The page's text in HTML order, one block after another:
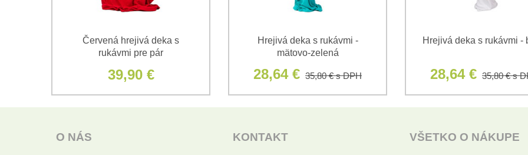
Červená hrejivá deka s
rukávmi pre pár
39,90 €
Hrejivá deka s rukávmi -
mätovo-zelená
28,64 € 35,80 €s DPH
Hrejivá deka s rukávmi -
28,64 € 35,80 €s
O NÁS KONTAKT VŠETKO O NÁKUPE